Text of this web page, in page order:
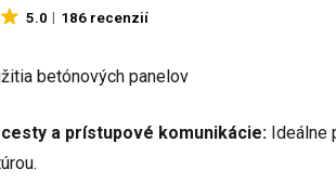
5.0 186 recenzií
betónových panelov
a prístupové komunikácie: Ideálne